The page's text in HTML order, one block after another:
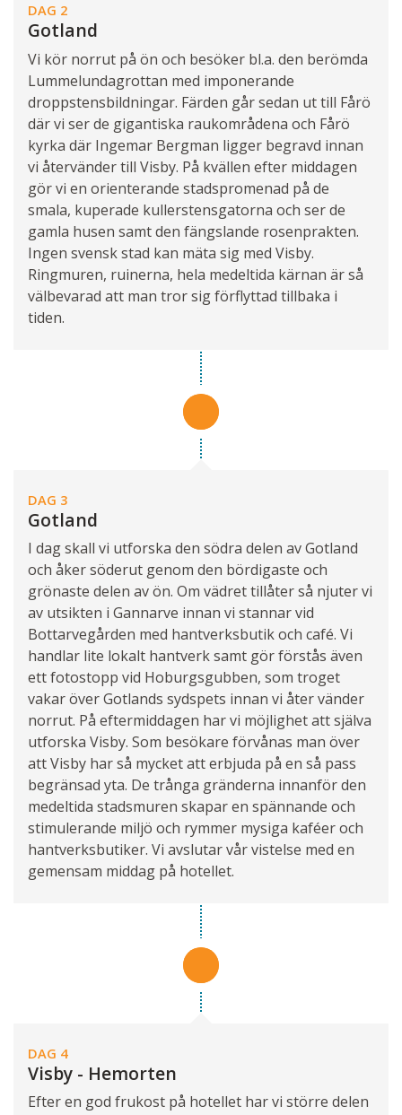
DAG 2
Gotland
Vi kör norrut på ön och besöker bl.a. den berömda
Lummelundagrottan med imponerande
droppstensbildningar. Färden går sedan ut till Fårö
där vi ser de gigantiska raukområdena och Fårö
kyrka där Ingemar Bergman ligger begravd innan
vi återvänder till Visby. På kvällen efter middagen
gör vi en orienterande stadspromenad på de
smala, kuperade kullerstensgatorna och ser de
gamla husen samt den fängslande rosenprakten.
Ingen svensk stad kan mäta sig med Visby.
Ringmuren, ruinerna, hela medeltida kärnan är så
välbevarad att man tror sig förflyttad tillbaka i
tiden.
DAG 3
Gotland
I dag skall vi utforska den södra delen av Gotland
och åker söderut genom den bördigaste och
grönaste delen av ön. Om vädret tillåter så njuter vi
av utsikten i Gannarve innan vi stannar vid
Bottarvegården med hantverksbutik och café. Vi
handlar lite lokalt hantverk samt gör förstås även
ett fotostopp vid Hoburgsgubben, som troget
vakar över Gotlands sydspets innan vi åter vänder
norrut. På eftermiddagen har vi möjlighet att själva
utforska Visby. Som besökare förvånas man över
att Visby har så mycket att erbjuda på en så pass
begränsad yta. De trånga gränderna innanför den
medeltida stadsmuren skapar en spännande och
stimulerande miljö och rymmer mysiga kaféer och
hantverksbutiker. Vi avslutar vår vistelse med en
gemensam middag på hotellet.
DAG 4
Visby - Hemorten
Efter en god frukost på hotellet har vi större delen